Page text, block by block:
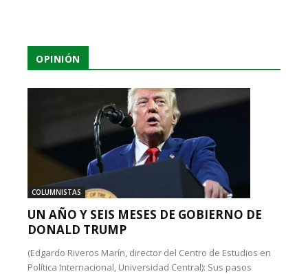
OPINIÓN
COLUMNISTAS
UN AÑO Y SEIS MESES DE GOBIERNO DE
DONALD TRUMP
(Edgardo Riveros Marín, director del Centro de Estudios en
Política Internacional, Universidad Central): Sus pasos